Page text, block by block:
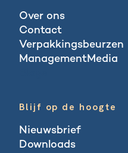
Over ons
Contact
Verpakkingsbeurzen
ManagementMedia
Blijf op de hoogte
Nieuwsbrief
Downloads